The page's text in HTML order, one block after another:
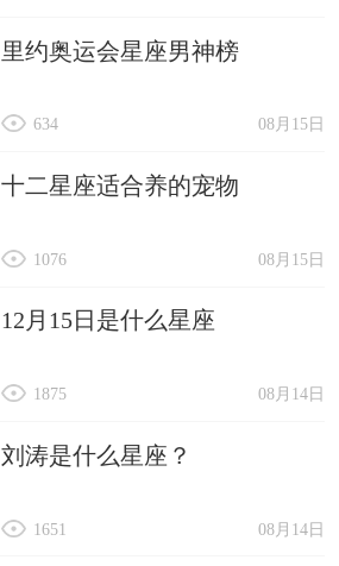
里约奥运会星座男神榜
08月15日
634
十二星座适合养的宠物
08月15日
1076
12月15日是什么星座
08月14日
1875
刘涛是什么星座？
08月14日
1651